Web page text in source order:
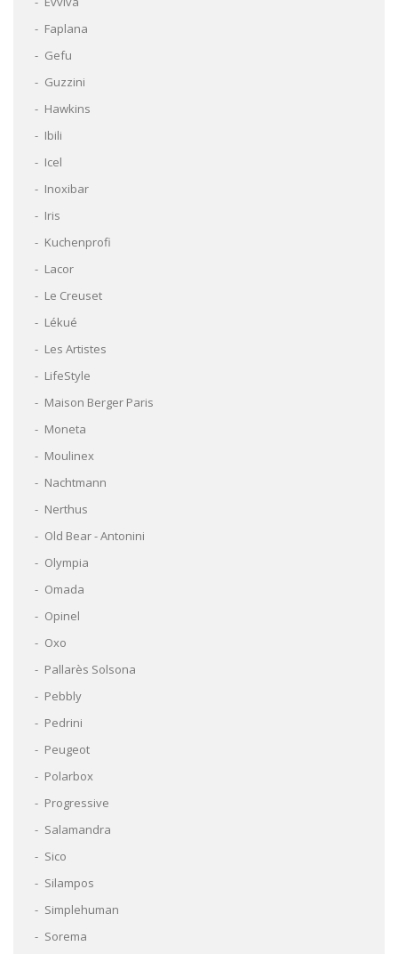
Faplana
Gefu
Guzzini
Hawkins
Ibili
Icel
Inoxibar
Iris
Kuchenprofi
Lacor
Le Creuset
Lékué
Les Artistes
LifeStyle
Maison Berger Paris
Moneta
Moulinex
Nachtmann
Nerthus
Old Bear - Antonini
Olympia
Omada
Opinel
Oxo
Pallarès Solsona
Pebbly
Pedrini
Peugeot
Polarbox
Progressive
Salamandra
Sico
Silampos
Simplehuman
Sorema